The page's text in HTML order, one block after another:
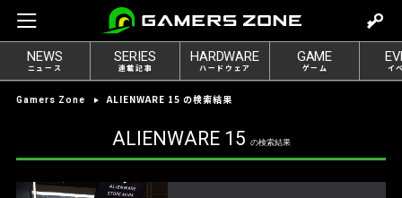
e
NEWS
ニュース
SERIES
連載記事
HARDWARE
ハードウェア
GAME
ゲーム イ
Gamers Zone ALIENWARE 15 の検索結果
ALIENWARE 15 の検索結果